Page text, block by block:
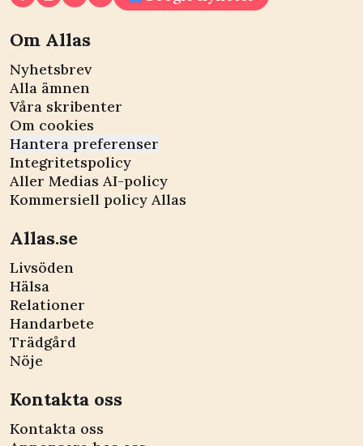
Om Allas
Nyhetsbrev
Alla ämnen
Våra skribenter
Om cookies
Hantera preferenser
Integritetspolicy
Aller Medias AI-policy
Kommersiell policy Allas
Allas.se
Livsöden
Hälsa
Relationer
Handarbete
Trädgård
Nöje
Kontakta oss
Kontakta oss